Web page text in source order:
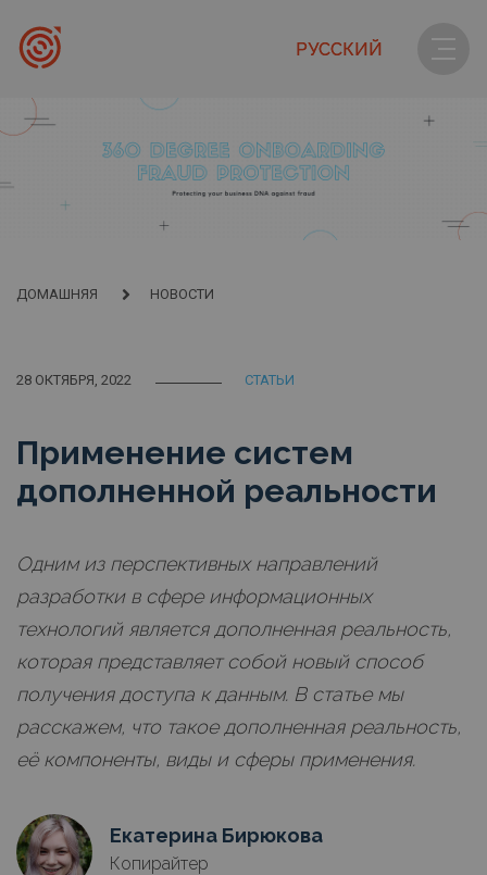
РУССКИЙ
ДОМАШНЯЯ НОВОСТИ
28 ОКТЯБРЯ, 2022 СТАТЬИ
Применение систем
дополненной реальности
Одним из перспективных направлений
разработки в сфере информационных
технологий является дополненная реальность,
которая представляет собой новый способ
получения доступа к данным. В статье мы
расскажем, что такое дополненная реальность,
её компоненты, виды и сферы применения.
Екатерина Бирюкова
Копирайтер